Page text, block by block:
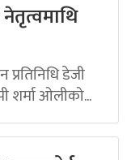
डेजी
शर्मा ओलीको...